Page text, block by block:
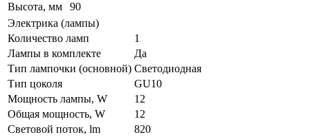
Высота, мм
90
Электрика (лампы)
Количество ламп
1
Лампы в комплекте
Да
Тип лампочки (основной) Светодиодная
Тип цоколя
GU10
Мощность лампы, W
12
Общая мощность, W
12
Световой поток, lm
820